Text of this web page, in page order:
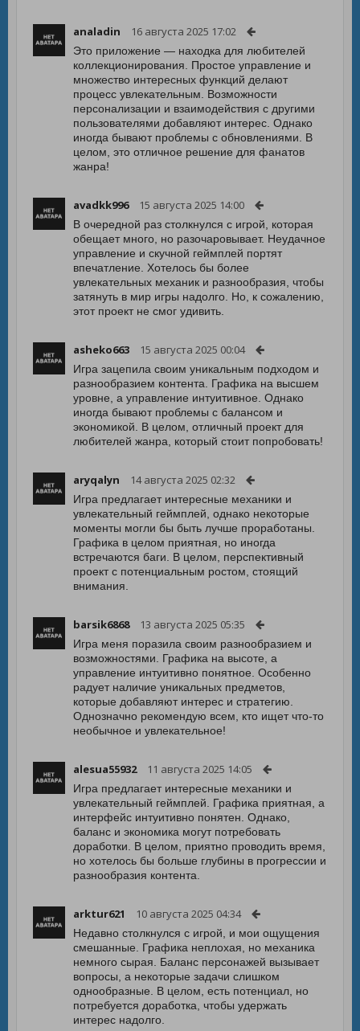
analadin 16 августа 2025 17:02
Это приложение — находка для любителей
коллекционирования. Простое управление и
множество интересных функций делают
процесс увлекательным. Возможности
персонализации и взаимодействия с другими
пользователями добавляют интерес. Однако
иногда бывают проблемы с обновлениями. В
целом, это отличное решение для фанатов
жанра!
avadkk996 15 августа 2025 14:00
В очередной раз столкнулся с игрой, которая
обещает много, но разочаровывает. Неудачное
управление и скучной геймплей портят
впечатление. Хотелось бы более
увлекательных механик и разнообразия, чтобы
затянуть в мир игры надолго. Но, к сожалению,
этот проект не смог удивить.
asheko663 15 августа 2025 00:04
Игра зацепила своим уникальным подходом и
разнообразием контента. Графика на высшем
уровне, а управление интуитивное. Однако
иногда бывают проблемы с балансом и
экономикой. В целом, отличный проект для
любителей жанра, который стоит попробовать!
aryqalyn 14 августа 2025 02:32
Игра предлагает интересные механики и
увлекательный геймплей, однако некоторые
моменты могли бы быть лучше проработаны.
Графика в целом приятная, но иногда
встречаются баги. В целом, перспективный
проект с потенциальным ростом, стоящий
внимания.
barsik6868 13 августа 2025 05:35
Игра меня поразила своим разнообразием и
возможностями. Графика на высоте, а
управление интуитивно понятное. Особенно
радует наличие уникальных предметов,
которые добавляют интерес и стратегию.
Однозначно рекомендую всем, кто ищет что-то
необычное и увлекательное!
alesua55932 11 августа 2025 14:05
Игра предлагает интересные механики и
увлекательный геймплей. Графика приятная, а
интерфейс интуитивно понятен. Однако,
баланс и экономика могут потребовать
доработки. В целом, приятно проводить время,
но хотелось бы больше глубины в прогрессии и
разнообразия контента.
arktur621 10 августа 2025 04:34
Недавно столкнулся с игрой, и мои ощущения
смешанные. Графика неплохая, но механика
немного сырая. Баланс персонажей вызывает
вопросы, а некоторые задачи слишком
однообразные. В целом, есть потенциал, но
потребуется доработка, чтобы удержать
интерес надолго.